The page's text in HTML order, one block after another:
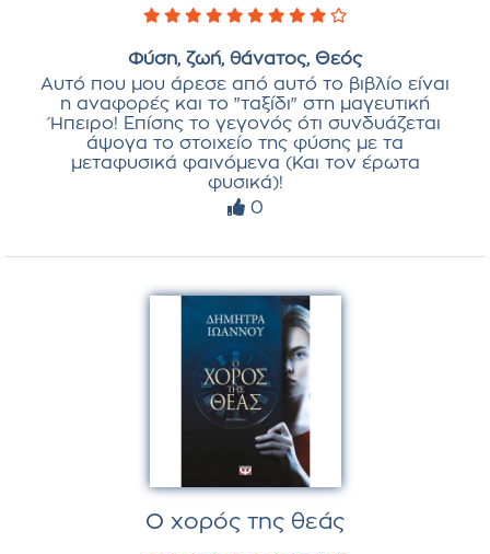
Φύση, ζωή, θάνατος, Θεός
Αυτό που μου άρεσε από αυτό το βιβλίο είναι
η αναφορές και το "ταξίδι" στη μαγευτική
Ήπειρο! Επίσης το γεγονός ότι συνδυάζεται
άψογα το στοιχείο της φύσης με τα
μεταφυσικά φαινόμενα (Και τον έρωτα
φυσικά)!
0
Ο χορός της θεάς